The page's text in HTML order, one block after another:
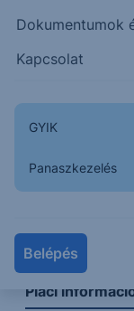
Dokumentumok
Kapcsolat
GYIK
Panaszkezelés
Belépés
08:00
1230
Napon belüli
Piaci